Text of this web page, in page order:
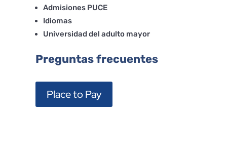
Admisiones PUCE
Idiomas
Universidad del adulto mayor
Preguntas frecuentes
Place to Pay